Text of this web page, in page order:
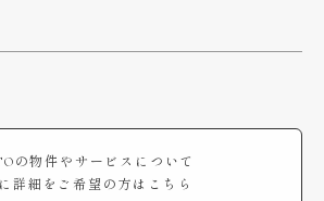
の物件やサービスについて
詳細をご希望の方はこちら